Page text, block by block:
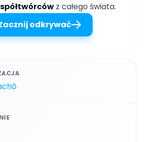
z całego świata.
odkrywać